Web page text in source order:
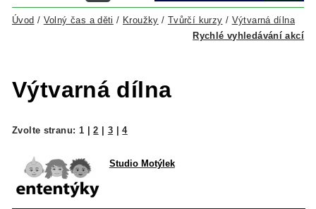
Rychlé vyhledávání akcí
Úvod / Volný čas a děti / Kroužky / Tvůrčí kurzy / Výtvarná dílna
Výtvarná dílna
Zvolte stranu: 1 |2 3 |4
Studio Motýlek